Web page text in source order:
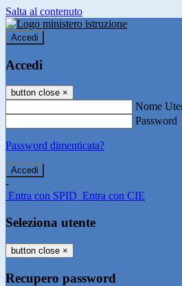
Salta al contenuto
Accedi
Accedi
button close ×
Nome
Password
Password dimenticata?
-
Entra con SPID Entra con CIE
Seleziona utente
button close ×
Recupero password